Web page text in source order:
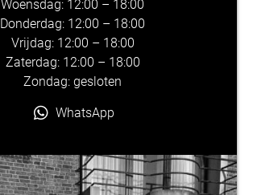
Woensdag: 12:00 – 18:00
Donderdag: 12:00 – 18:00
Vrijdag: 12:00 – 18:00
Zaterdag: 12:00 – 18:00
Zondag: gesloten
WhatsApp